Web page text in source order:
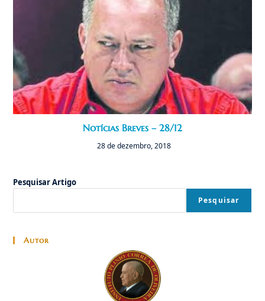
Notícias Breves – 28/12
28 de dezembro, 2018
Pesquisar Artigo
Pesquisar
Autor